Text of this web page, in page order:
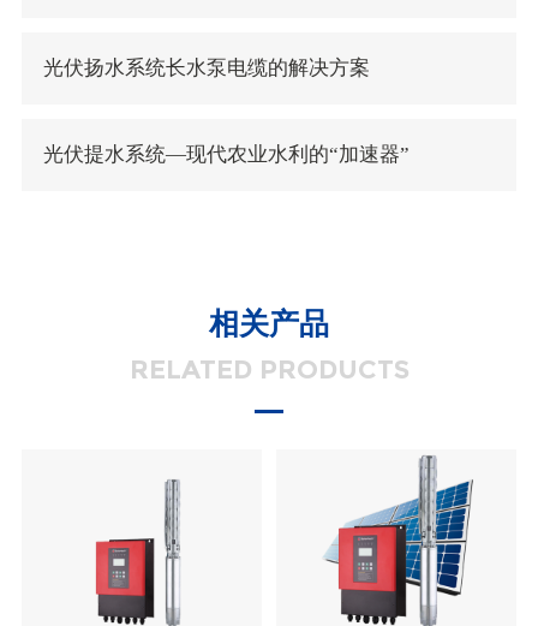
光伏扬水系统长水泵电缆的解决方案
光伏提水系统—现代农业水利的“加速器”
相关产品
RELATED PRODUCTS